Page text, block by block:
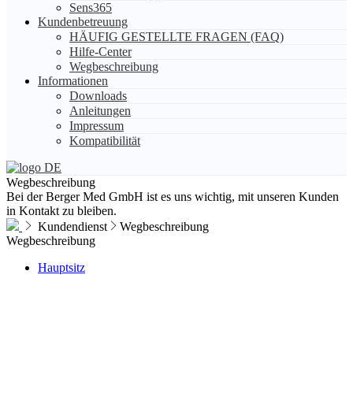
Sens365
Kundenbetreuung
HÄUFIG GESTELLTE FRAGEN (FAQ)
Hilfe-Center
Wegbeschreibung
Informationen
Downloads
Anleitungen
Impressum
Kompatibilität
DE
Wegbeschreibung
Bei der Berger Med GmbH ist es uns wichtig, mit unseren Kunden
in Kontakt zu bleiben.
Kundendienst
Wegbeschreibung
Wegbeschreibung
Hauptsitz